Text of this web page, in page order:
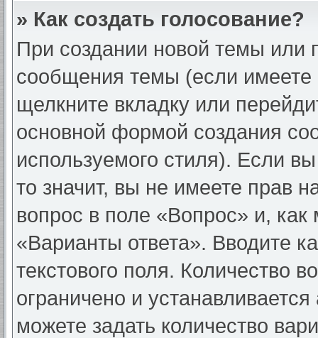
» Как создать голосование?
При создании новой темы или
сообщения темы (если
щелкните вкладку или
основной формой создания
используемого стиля). Если
то значит, вы не имеете прав
вопрос в поле «Вопрос» и,
«Варианты ответа». Вводите
текстового поля. Количество
ограничено и
можете задать количество